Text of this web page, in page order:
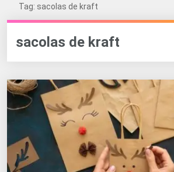
Tag: sacolas de kraft
sacolas de kraft